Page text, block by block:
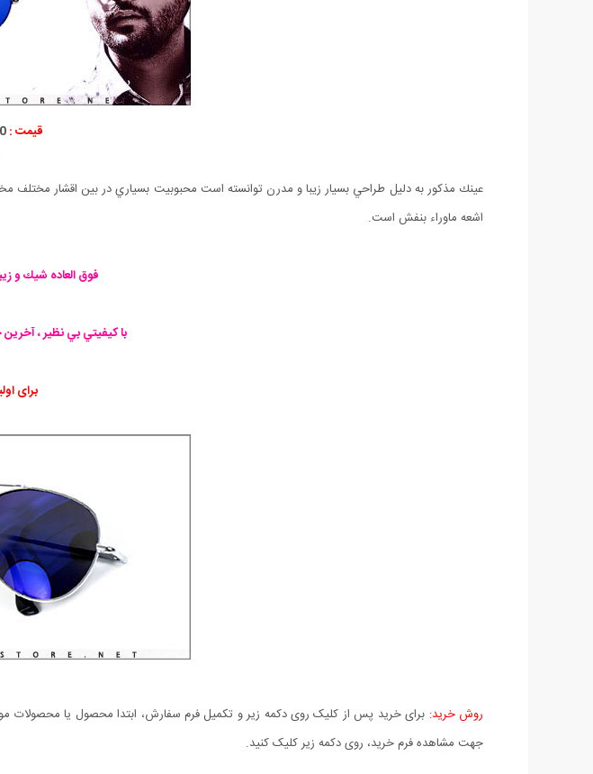
قیمت :
اشعه ماوراء بنفش است.
فوق العاده شيك و
با كيفيتي بي نظير ،
برای
روش خرید: برای خرید پس از کلیک روی دکمه زیر و تکمیل فرم سفارش، ابتدا محصول یا محصولات
جهت مشاهده فرم خرید، روی دکمه زیر کلیک کنید.